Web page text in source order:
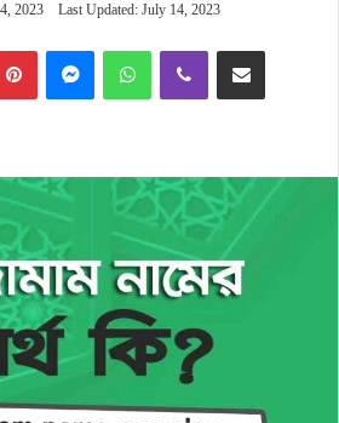
2023 Last Updated: July 14, 2023
PinterestMessengerWhatsAppViber Share via Email